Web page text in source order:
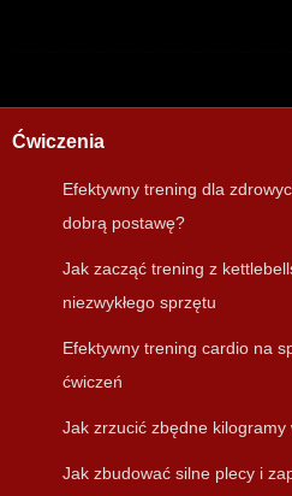
Ćwiczenia
Efektywny trening dla
dobrą postawę?
Jak zacząć trening z
niezwykłego sprzętu
Efektywny trening cardio na
ćwiczeń
Jak zrzucić zbędne kilogramy
Jak zbudować silne plecy i